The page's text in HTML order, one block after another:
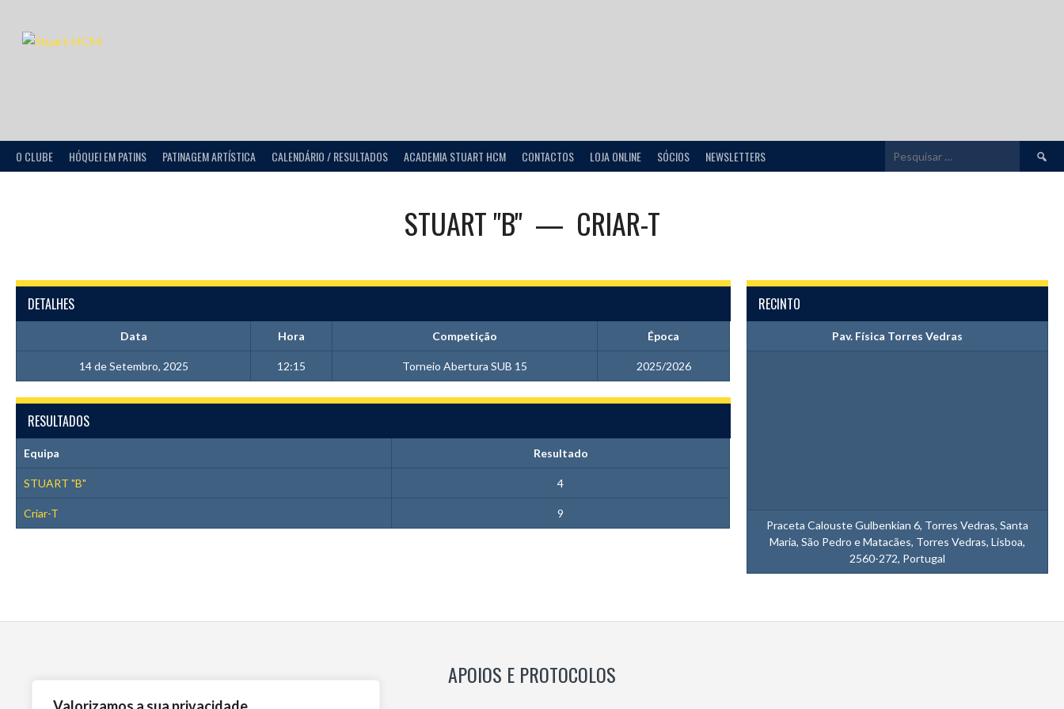
O CLUBE HÓQUEI EM PATINS PATINAGEM ARTÍSTICA CALENDÁRIO / RESULTADOS ACADEMIA STUART HCM CONTACTOS LOJA ONLINE SÓCIOS NEWSLETTERS
por:
STUART "B" — CRIAR-T
DETALHES
Data Hora Competição Época
14 de Setembro, 2025 12:15 Torneio Abertura SUB 15 2025/2026
RECINTO
Pav. Física Torres Vedras
Praceta Calouste Gulbenkian 6, Torres Vedras, Santa
Maria, São Pedro e Matacães, Torres Vedras, Lisboa,
2560-272, Portugal
RESULTADOS
Equipa Resultado
STUART "B" 4
Criar-T 9
APOIOS E PROTOCOLOS